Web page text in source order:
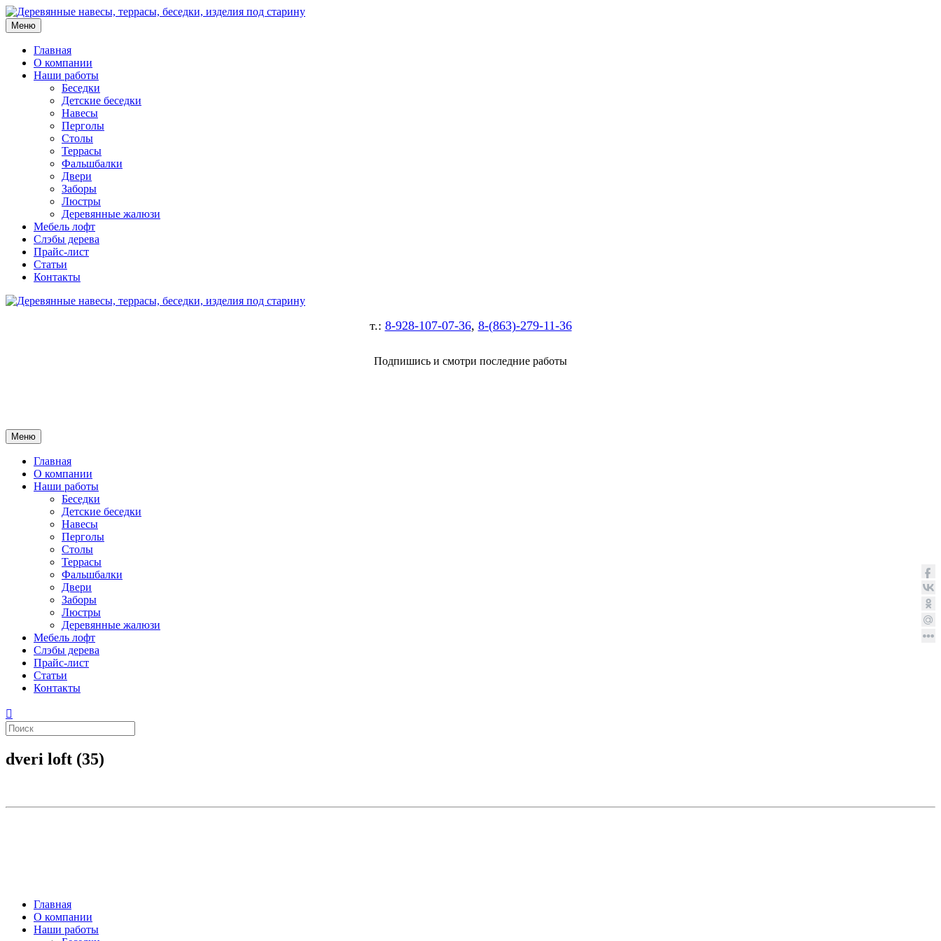
Меню
Главная
О компании
Наши работы
Беседки
Детские беседки
Навесы
Перголы
Столы
Террасы
Фальшбалки
Двери
Заборы
Люстры
Деревянные жалюзи
Мебель лофт
Слэбы дерева
Прайс-лист
Статьи
Контакты
т.: 8-928-107-07-36, 8-(863)-279-11-36
Подпишись и смотри последние работы
Меню
Главная
О компании
Наши работы
Беседки
Детские беседки
Навесы
Перголы
Столы
Террасы
Фальшбалки
Двери
Заборы
Люстры
Деревянные жалюзи
Мебель лофт
Слэбы дерева
Прайс-лист
Статьи
Контакты
dveri loft (35)
Главная
О компании
Наши работы